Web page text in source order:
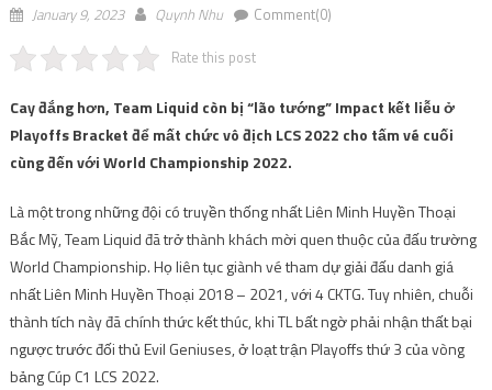
January 9, 2023 Quynh Nhu Comment(0)
Rate this post
Cay đắng hơn, Team Liquid còn bị “lão tướng” Impact kết liễu ở
Playoffs Bracket để mất chức vô địch LCS 2022 cho tấm vé cuối
cùng đến với World Championship 2022.
Là một trong những đội có truyền thống nhất Liên Minh Huyền Thoại
Bắc Mỹ, Team Liquid đã trở thành khách mời quen thuộc của đấu trường
World Championship. Họ liên tục giành vé tham dự giải đấu danh giá
nhất Liên Minh Huyền Thoại 2018 – 2021, với 4 CKTG. Tuy nhiên, chuỗi
thành tích này đã chính thức kết thúc, khi TL bất ngờ phải nhận thất bại
ngược trước đối thủ Evil Geniuses, ở loạt trận Playoffs thứ 3 của vòng
bảng Cúp C1 LCS 2022.